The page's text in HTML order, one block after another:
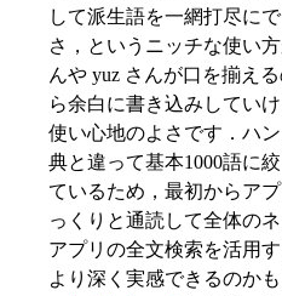
して派生語を一網打尽に
さ，というニッチな使い
んや yuz さんが口を揃え
ら余白に書き込みしてい
使い心地のよさです．ハ
典と違って基本1000語に
ているため，最初からア
っくりと通読して全体の
アプリの全文検索を活用
より深く実感できるのか